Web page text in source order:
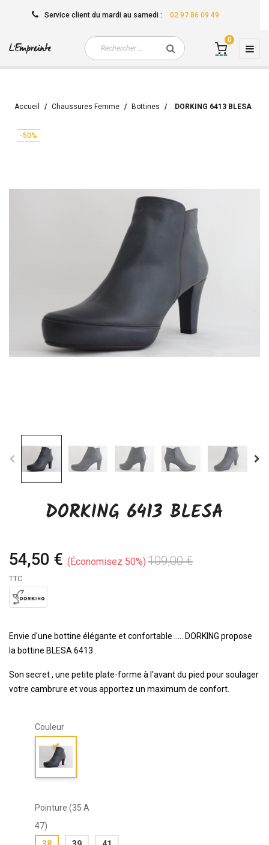
Service client du mardi au samedi : 02 97 86 09 49
☰
0
Accueil Chaussures Femme Bottines DORKING 6413 BLESA
-50%
DORKING 6413 BLESA
54,50 € Économisez 50% 109,00 €
TTC
Envie d'une bottine élégante et confortable ..... DORKING propose
la bottine BLESA 6413 .
Son secret , une petite plate-forme à l'avant du pied pour soulager
votre cambrure et vous apportez un maximum de confort.
Couleur
Pointure (35 A
47)